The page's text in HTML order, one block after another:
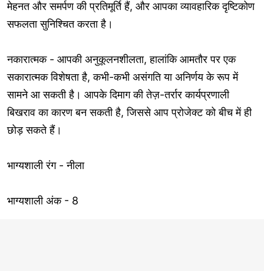
मेहनत और समर्पण की प्रतिमूर्ति हैं, और आपका व्यावहारिक दृष्टिकोण
सफलता सुनिश्चित करता है।
नकारात्मक - आपकी अनुकूलनशीलता, हालांकि आमतौर पर एक
सकारात्मक विशेषता है, कभी-कभी असंगति या अनिर्णय के रूप में
सामने आ सकती है। आपके दिमाग की तेज़-तर्रार कार्यप्रणाली
बिखराव का कारण बन सकती है, जिससे आप प्रोजेक्ट को बीच में ही
छोड़ सकते हैं।
भाग्यशाली रंग - नीला
भाग्यशाली अंक - 8